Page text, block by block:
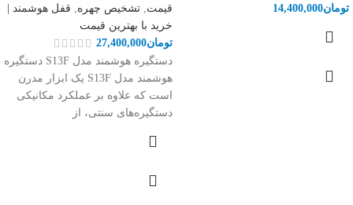
تومان14,400,000
قیمت, تشخیص چهره, قفل هوشمند |
خرید با بهترین قیمت
تومان27,400,000
دستگیره هوشمند مدل S13F دستگیره
هوشمند مدل S13F یک ابزار مدرن
است که علاوه بر عملکرد مکانیکی
دستگیره‌های سنتی، از